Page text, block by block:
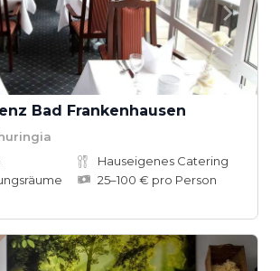
Bad Frankenhausen
Hauseigenes Catering
25–100 € pro Person